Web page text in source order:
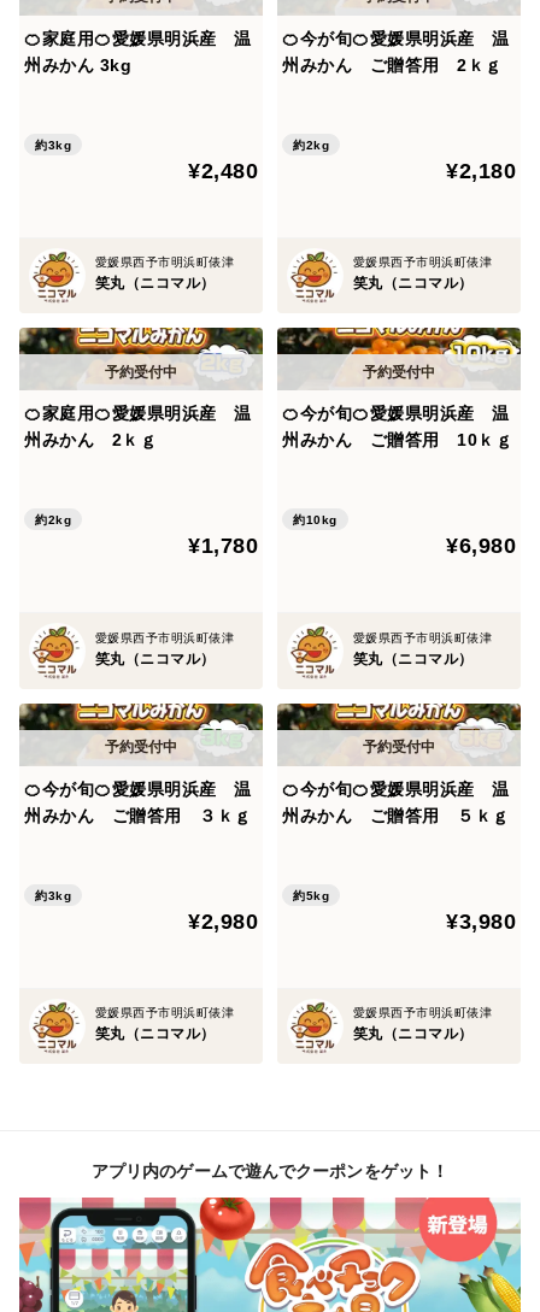
🍊家庭用🍊愛媛県明浜産 温
州みかん 3kg
約3kg
¥2,480
愛媛県西予市明浜町俵津
笑丸（ニコマル）
🍊今が旬🍊愛媛県明浜産 温
州みかん ご贈答用 2ｋｇ
約2kg
¥2,180
愛媛県西予市明浜町俵津
笑丸（ニコマル）
🍊家庭用🍊愛媛県明浜産 温
州みかん 2ｋｇ
約2kg
¥1,780
愛媛県西予市明浜町俵津
笑丸（ニコマル）
🍊今が旬🍊愛媛県明浜産 温
州みかん ご贈答用 10ｋｇ
約10kg
¥6,980
愛媛県西予市明浜町俵津
笑丸（ニコマル）
🍊今が旬🍊愛媛県明浜産 温
州みかん ご贈答用 ３ｋｇ
約3kg
¥2,980
愛媛県西予市明浜町俵津
笑丸（ニコマル）
🍊今が旬🍊愛媛県明浜産 温
州みかん ご贈答用 ５ｋｇ
約5kg
¥3,980
愛媛県西予市明浜町俵津
笑丸（ニコマル）
アプリ内のゲームで遊んでクーポンをゲット！